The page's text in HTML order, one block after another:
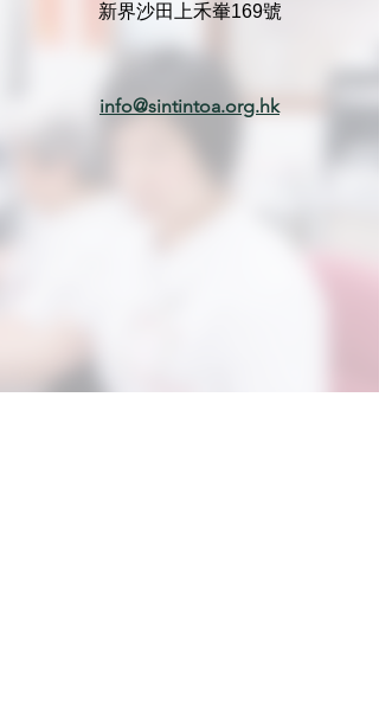
新界沙田上禾輋169號
info@sintintoa.org.hk